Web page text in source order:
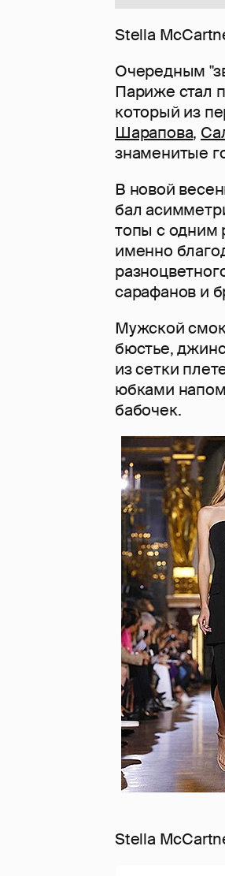
Stella
Очередным
Париже стал
который из
Шарапова,
знаменитые
В новой
бал
топы с одним
именно
сарафанов и
Мужской
бюстье,
из сетки
юбками
бабочек.
Stella